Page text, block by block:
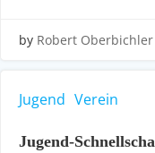
by Robert Oberbichler
Jugend Verein